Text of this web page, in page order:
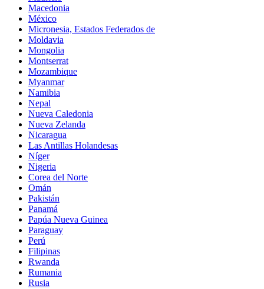
Macedonia
México
Micronesia, Estados Federados de
Moldavia
Mongolia
Montserrat
Mozambique
Myanmar
Namibia
Nepal
Nueva Caledonia
Nueva Zelanda
Nicaragua
Las Antillas Holandesas
Níger
Nigeria
Corea del Norte
Omán
Pakistán
Panamá
Papúa Nueva Guinea
Paraguay
Perú
Filipinas
Rwanda
Rumania
Rusia